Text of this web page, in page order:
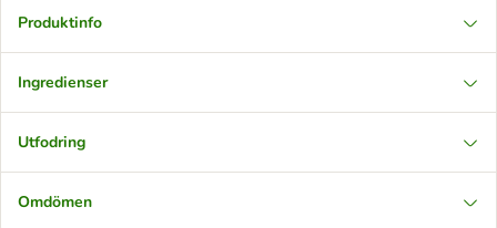
Produktinfo
Ingredienser
Utfodring
Omdömen